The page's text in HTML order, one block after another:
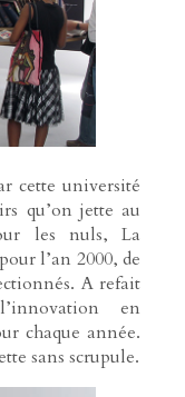
cette université
qu’on jette au
les nuls, La
l’an 2000, de
A refait
en
chaque année.
sans scrupule.